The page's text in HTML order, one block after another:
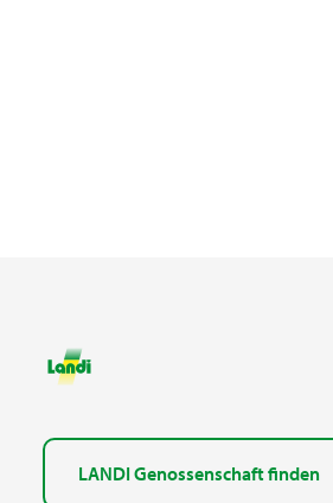
LANDI Genossenschaft finden